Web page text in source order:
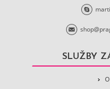
SLUŽBY